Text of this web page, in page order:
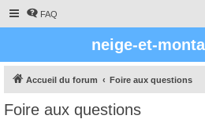
FAQ
neige-et-
Accueil du forum Foire aux questions
Foire aux questions